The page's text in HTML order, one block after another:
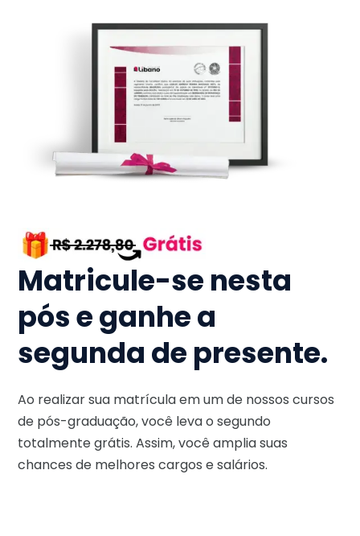
Matricule-se nesta
pós e ganhe a
segunda de presente.
Ao realizar sua matrícula em um de nossos cursos
de pós-graduação, você leva o segundo
totalmente grátis. Assim, você amplia suas
chances de melhores cargos e salários.